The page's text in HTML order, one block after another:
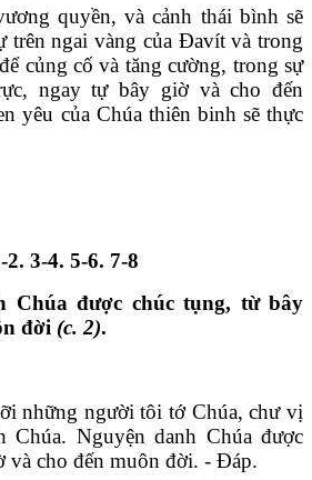
quyền, và cảnh thái bình sẽ
trên ngai vàng của Đavít và trong
củng cố và tăng cường, trong sự
ngay tự bây giờ và cho đến
yêu của Chúa thiên binh sẽ thực
3-4. 5-6. 7-8
Chúa được chúc tụng, từ bây
đời (c. 2).
những người tôi tớ Chúa, chư vị
Chúa. Nguyện danh Chúa được
và cho đến muôn đời. - Đáp.